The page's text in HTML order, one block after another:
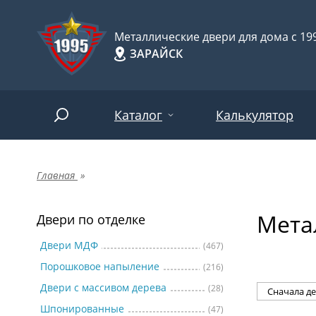
Металлические двери для дома с
ЗАРАЙСК
Каталог
Двери по отделке
Двери по назначению
Двери по особенностям
Калькулятор
Главная »
Двери по отделке
Двери МДФ (467)
Порошковое напыление (216)
Двери с массивом дерева (28)
Шпонированные (47)